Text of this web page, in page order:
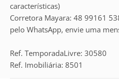
características)
Corretora Mayara: 48 99161
pelo WhatsApp, envie uma
Ref. TemporadaLivre: 30580
Ref. Imobiliária: 8501